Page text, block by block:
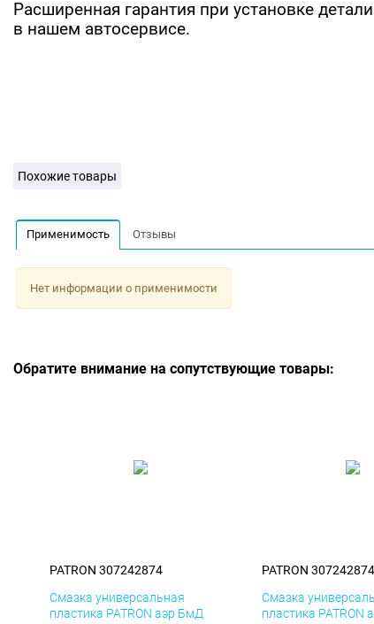
Расширенная гарантия при установке детали
в нашем автосервисе.
Похожие товары
Применимость Отзывы
Нет информации о применимости
Обратите внимание на сопутствующие товары:
PATRON 307242874
Смазка универсальная
пластика PATRON аэр БмД
PATRON 307242874
Смазка
пластика PATRON